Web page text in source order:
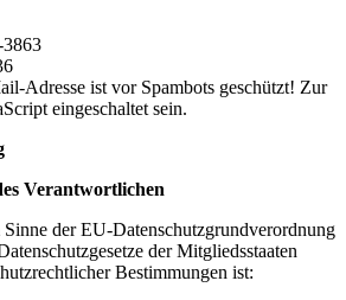
Adresse ist vor Spambots geschützt! Zur
eingeschaltet sein.
Verantwortlichen
der EU-Datenschutzgrundverordnung
der Mitgliedsstaaten
Bestimmungen ist: